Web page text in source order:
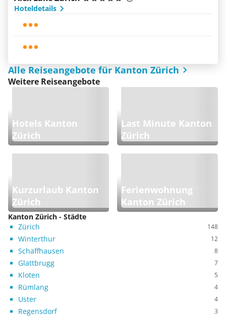
Hoteldetails
Alle Reiseangebote für Kanton Zürich
Weitere Reiseangebote
Hotels Kanton
Zürich
Last Minute Kanton
Zürich
Kurzurlaub Kanton
Zürich
Ferienwohnung
Kanton Zürich
Kanton Zürich - Städte
Zürich
148
Winterthur 12
Schaffhausen 8
Glattbrugg 7
Kloten 5
Rümlang 4
Uster 4
Regensdorf 3